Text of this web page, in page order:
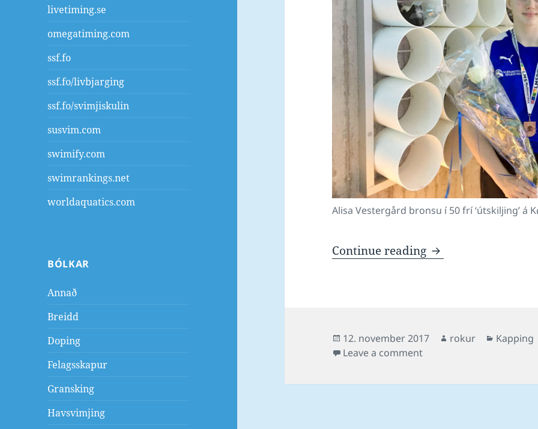
livetiming.se
omegatiming.com
ssf.fo
ssf.fo/livbjarging
ssf.fo/svimjiskulin
susvim.com
swimify.com
swimrankings.net
worldaquatics.com
BÓLKAR
Annað
Breidd
Doping
Felagsskapur
Gransking
Havsvimjing
Alisa Vestergård bronsu í 50 frí ‘útskiljing’ á
Continue reading Føroysk
Posted
on
12. november 2017 Author
rokur Kapping
Leave a commenton Føroysk